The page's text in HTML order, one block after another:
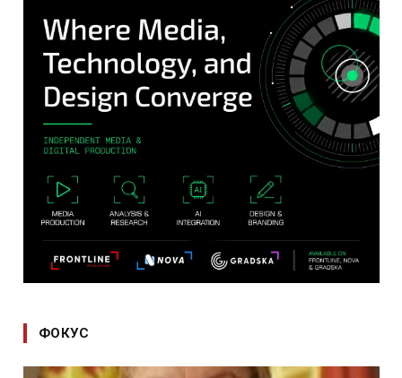
ФОКУС